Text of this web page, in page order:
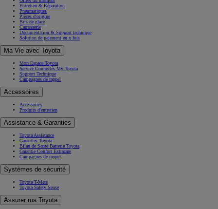
Entretien & Réparation
Pneumatiques
Pièces d'origine
Bris de glace
Carrosserie
Documentation & Support technique
Solution de paiement en x fois
Ma Vie avec Toyota
Mon Espace Toyota
Service Connectés My Toyota
Support Technique
Campagnes de rappel
Accessoires
Accessoires
Produits d'entretien
Assistance & Garanties
Toyota Assistance
Garanties Toyota
Bilan de Santé Batterie Toyota
Garantie Confort Extracare
Campagnes de rappel
Systèmes de sécurité
Toyota T-Mate
Toyota Safety Sense
Assurer ma Toyota